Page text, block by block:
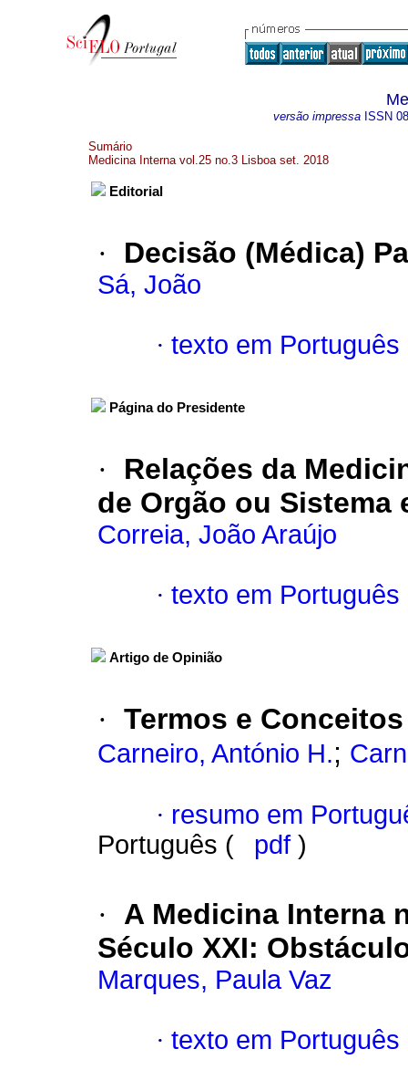
versão impressa ISSN
Sumário
Medicina Interna vol.25 no.3 Lisboa set. 2018
Editorial
· Decisão (Médica)
Sá, João
· texto em Português
Página do Presidente
·
Relações da
de Orgão ou Sistema
Correia, João Araújo
· texto em Português
Artigo de Opinião
· Termos e
Carneiro, António H.;
· resumo em
Português (
pdf )
·
A Medicina Interna
Século XXI:
Marques, Paula Vaz
· texto em Português